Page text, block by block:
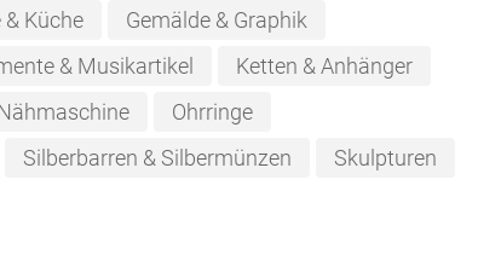
Küche
Gemälde & Graphik
& Musikartikel
Ketten & Anhänger
Ohrringe
Silberbarren & Silbermünzen
Skulpturen